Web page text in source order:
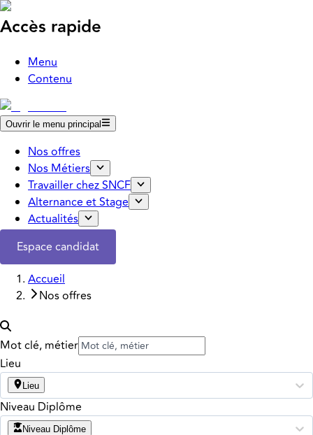
Accès rapide
Menu
Contenu
Ouvrir le menu principal
Nos offres
Nos Métiers
Travailler chez SNCF
Alternance et Stage
Actualités
Espace candidat
Accueil
Nos offres
Mot clé, métier
Lieu
Lieu
Niveau Diplôme
Niveau Diplôme